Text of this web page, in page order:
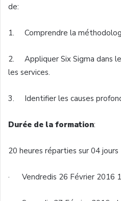
de:
1. Comprendre la
2. Appliquer Six Sigma dans le
les services.
3. Identifier les causes
Durée de la formation:
20 heures réparties sur 04 jours
· Vendredis 26 Février 2016